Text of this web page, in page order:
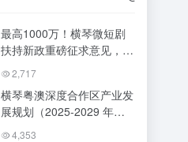
最高1000万！横琴微短剧
扶持新政重磅征求意见，打
造国际产业新高地
2,717
横琴粤澳深度合作区产业发
展规划（2025-2029 年）
全文
4,353